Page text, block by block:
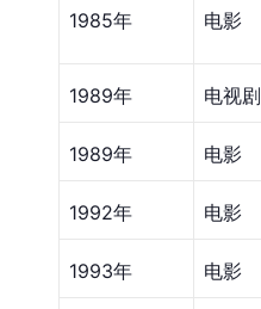
1985年 电影
1989年 电视剧
1989年 电影
1992年 电影
1993年 电影